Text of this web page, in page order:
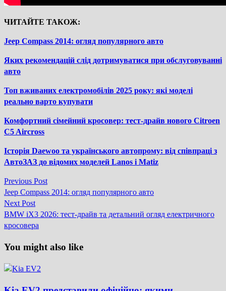
ЧИТАЙТЕ ТАКОЖ:
Jeep Compass 2014: огляд популярного авто
Яких рекомендацій слід дотримуватися при обслуговуванні
авто
Топ вживаних електромобілів 2025 року: які моделі
реально варто купувати
Комфортний сімейний кросовер: тест-драйв нового Citroen
C5 Aircross
Історія Daewoo та українського автопрому: від співпраці з
АвтоЗАЗ до відомих моделей Lanos і Matiz
Навігація
записів
Previous PostPrevious
post:
Jeep Compass 2014: огляд популярного авто
Next PostNext
post:
BMW iX3 2026: тест-драйв та детальний огляд електричного
кросовера
You might also like